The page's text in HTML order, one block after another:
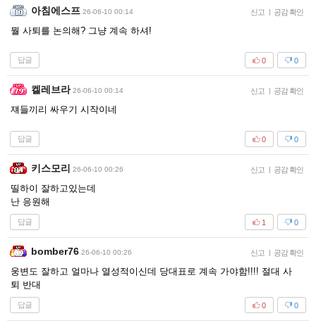
아침에스프 26-06-10 00:14 신고 | 공감 확인
뭘 사퇴를 논의해? 그냥 계속 하셔!
답글 0
0
켈레브라 26-06-10 00:14 신고 | 공감 확인
쟤들끼리 싸우기 시작이네
답글 0
0
키스모리 26-06-10 00:26 신고 | 공감 확인
띨하이 잘하고있는데
난 응원해
답글 0
1
bomber76 26-06-10 00:26 신고 | 공감 확인
웅변도 잘하고 얼마나 열성적이신데 당대표로 계속 가야함!!!! 절대 사
퇴 반대
답글 0
0